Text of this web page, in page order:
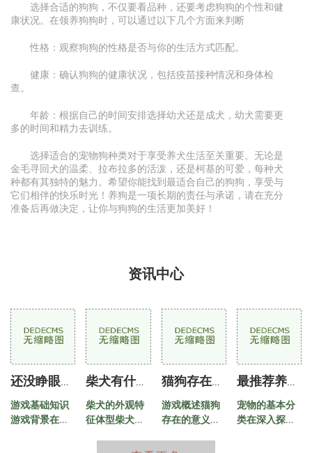
选择合适的狗狗，不仅要看品种，还要考虑狗狗的个性和健
康状况。在领养狗狗时，可以通过以下几个方面来判断
性格：观察狗狗的性格是否与你的生活方式匹配。
健康：确认狗狗的健康状况，包括疫苗接种情况和身体检
查。
年龄：根据自己的时间安排选择幼犬还是成犬，幼犬需要更
多的时间和精力去训练。
选择适合的宠物狗种类对于享受养犬生活至关重要。无论是
金毛寻回犬的温柔、拉布拉多的活泼，还是柯基的可爱，每种犬
种都有其独特的魅力。希望你能找到最适合自己的狗狗，享受与
它们相伴的快乐时光！养狗是一项长期的责任与承诺，请在充分
准备后再做决定，让你与狗狗的生活更加美好！
资讯中心
还没睁眼的小狗怎么养活
游戏基础知识
游戏背景在游
柴犬有什么特征
柴犬的外观特
征体型柴犬属
年柴犬的体重
猫狗存在的意义是什么
游戏概述猫狗
存在的意义是
特的解谜冒险
最推荐养的宠物品种
宠物的基本分
类在深入探讨